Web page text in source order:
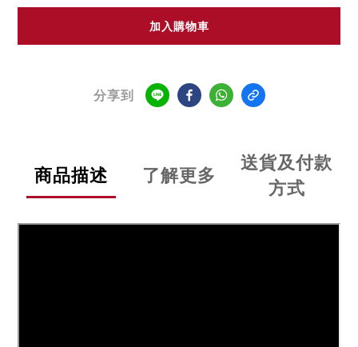
加入購物車
分享到
商品描述 了解更多
送貨及付款
方式